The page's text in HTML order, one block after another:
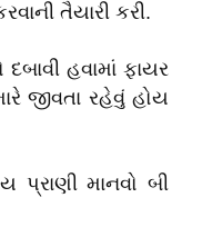
તૈયારી કરી.
દબાવી હવામાં ફાયર
જીવતા રહેવું હોય
પ્રાણી માનવો બી